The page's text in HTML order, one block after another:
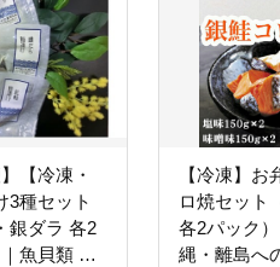
【冷凍・
3種セット
銀ダラ 各2
魚貝類 漬
【冷凍】お
ロ焼セット
各2パック
縄・離島へ